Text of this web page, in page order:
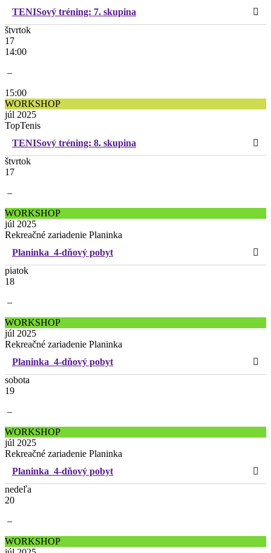
TENISový tréning: 7. skupina
štvrtok
17
14:00
–
15:00
WORKSHOP
júl 2025
TopTenis
TENISový tréning: 8. skupina
štvrtok
17
–
WORKSHOP
júl 2025
Rekreačné zariadenie Planinka
Planinka_4-dňový pobyt
piatok
18
–
WORKSHOP
júl 2025
Rekreačné zariadenie Planinka
Planinka_4-dňový pobyt
sobota
19
–
WORKSHOP
júl 2025
Rekreačné zariadenie Planinka
Planinka_4-dňový pobyt
nedeľa
20
–
WORKSHOP